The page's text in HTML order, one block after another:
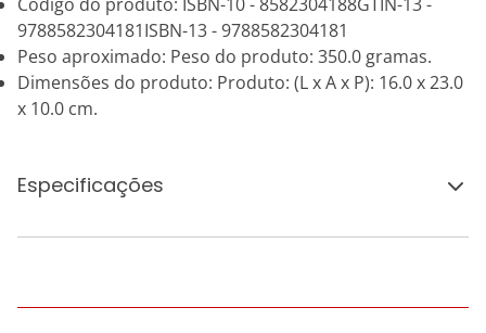
9788582304181ISBN-13 - 9788582304181
Peso aproximado: Peso do produto: 350.0 gramas.
Dimensões do produto: Produto: (L x A x P): 16.0 x 23.0
x 10.0 cm.
Especificações